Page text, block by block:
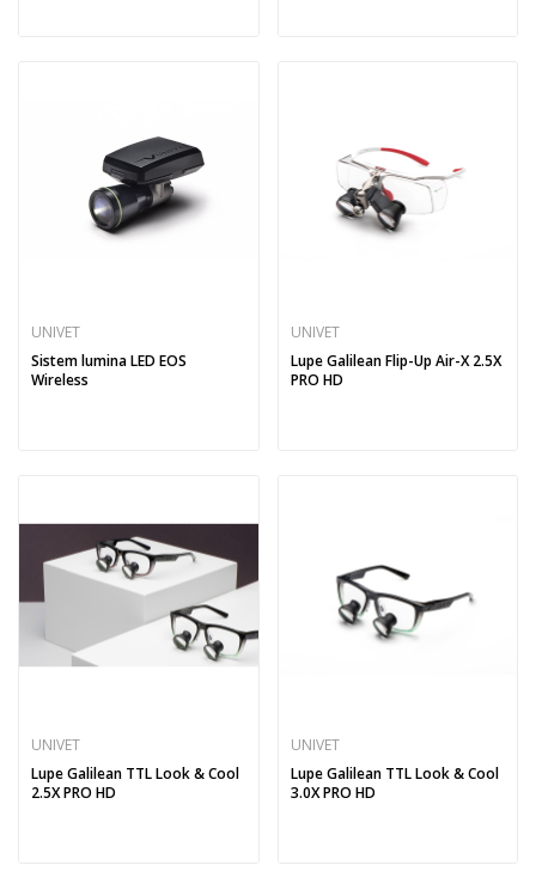
UNIVET
Sistem lumina LED EOS
Wireless
UNIVET
Lupe Galilean Flip-Up Air-X 2.5X
PRO HD
UNIVET
Lupe Galilean TTL Look & Cool
2.5X PRO HD
UNIVET
Lupe Galilean TTL Look & Cool
3.0X PRO HD